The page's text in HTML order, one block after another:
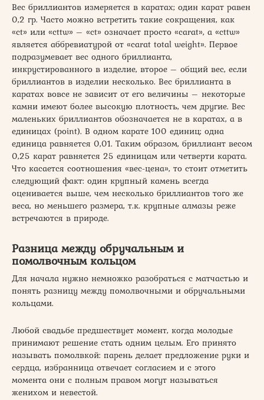
Вес бриллиантов измеряется в каратах; один карат равен
0,2 гр. Часто можно встретить такие сокращения, как
«ct» или «cttw» – «ct» означает просто «carat», а «cttw»
является аббревиатурой от «carat total weight». Первое
подразумевает вес одного бриллианта,
инкрустированного в изделие, второе – общий вес, если
бриллиантов в изделии несколько. Вес бриллианта в
каратах вовсе не зависит от его величины – некоторые
камни имеют более высокую плотность, чем другие. Вес
маленьких бриллиантов обозначается не в каратах, а в
единицах (point). В одном карате 100 единиц; одна
единица равняется 0,01. Таким образом, бриллиант весом
0,25 карат равняется 25 единицам или четверти карата.
Что касается соотношения «вес-цена», то стоит отметить
следующий факт: один крупный камень всегда
оценивается выше, чем несколько бриллиантов того же
веса, но меньшего размера, т.к. крупные алмазы реже
встречаются в природе.
Разница между обручальным и
помолвочным кольцом
Для начала нужно немножко разобраться с матчастью и
понять разницу между помолвочными и обручальными
кольцами.
Любой свадьбе предшествует момент, когда молодые
принимают решение стать одним целым. Его принято
называть помолвкой: парень делает предложение руки и
сердца, избранница отвечает согласием и с этого
момента они с полным правом могут называться
женихом и невестой.